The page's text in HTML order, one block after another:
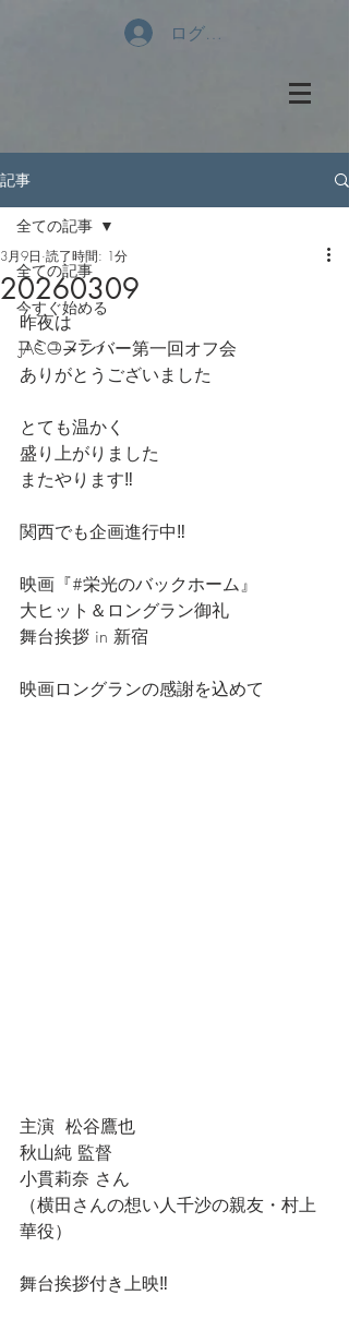
ログイン
記事
全ての記事
今すぐ始める
コミュニティ
全ての記事
20260309
3月9日 読了時間: 1分
昨夜は
JACOメンバー第一回オフ会
ありがとうございました
とても温かく
盛り上がりました
またやります‼️
関西でも企画進行中‼️
映画『#栄光のバックホーム』
大ヒット＆ロングラン御礼
舞台挨拶 in 新宿
映画ロングランの感謝を込めて
主演  松谷鷹也
秋山純 監督
小貫莉奈 さん
（横田さんの想い人千沙の親友・村上
華役）
舞台挨拶付き上映‼️